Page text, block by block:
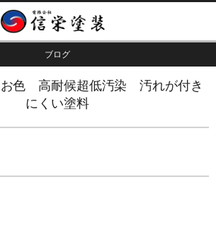
ブログ
お色 高耐候超低汚染 汚れが付き
にくい塗料